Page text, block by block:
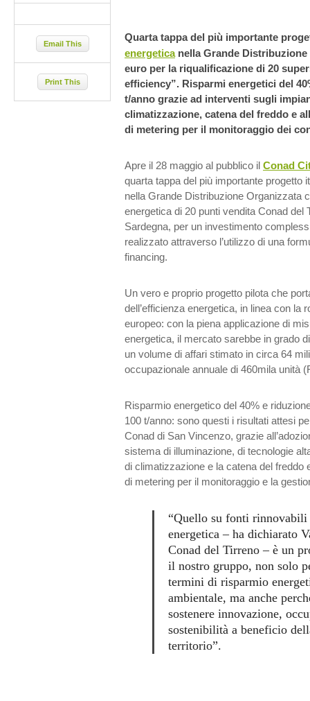
Quarta tappa del più importante
energeticanella Grande
euro per la riqualificazione di 20
efficiency”. Risparmi energetici del
t/anno grazie ad interventi sugli
climatizzazione, catena del freddo e
di metering per il monitoraggio dei
Apre il 28 maggio al pubblico il Conad
quarta tappa del più importante progetto
nella Grande Distribuzione Organizzata
energetica di 20 punti vendita Conad del
Sardegna, per un investimento
realizzato attraverso l’utilizzo di una
financing.
Un vero e proprio progetto pilota che
dell’efficienza energetica, in linea con la
europeo: con la piena applicazione di
energetica, il mercato sarebbe in grado
un volume di affari stimato in circa 64
occupazionale annuale di 460mila unità
Risparmio energetico del 40% e
100 t/anno: sono questi i risultati attesi
Conad di San Vincenzo, grazie
sistema di illuminazione, di tecnologie
di climatizzazione e la catena del freddo
di metering per il monitoraggio e la
“Quello su fonti rinnovabili
energetica – ha dichiarato
Conad del Tirreno – è un
il nostro gruppo, non solo
termini di risparmio
ambientale, ma anche
sostenere innovazione,
sostenibilità a beneficio
territorio”.
Email This
Print This